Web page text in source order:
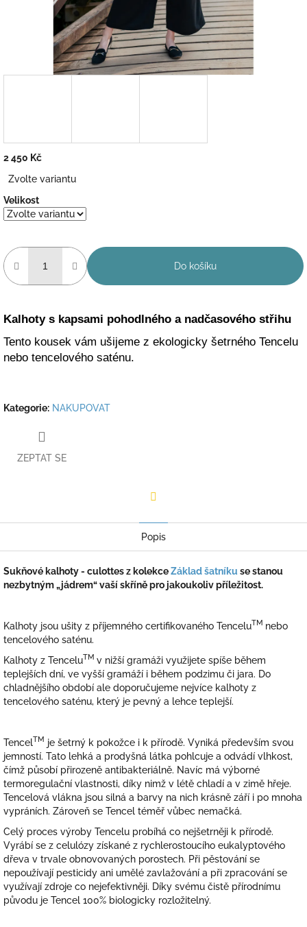
2 450 Kč
cena:
Zvolte variantu
Velikost
Do košíku
Kalhoty s kapsami pohodlného a nadčasového střihu
Tento kousek vám ušijeme z ekologicky šetrného Tencelu
nebo tencelového saténu.
Kategorie: NAKUPOVAT
ZEPTAT SE
Popis
Sukňové kalhoty - culottes z kolekceZáklad šatníku se stanou
nezbytným „jádrem“ vaší skříně pro jakoukoliv příležitost.
Kalhoty jsou ušity z příjemného certifikovaného TenceluTM nebo
tencelového saténu.
Kalhoty z TenceluTM v nižší gramáži využijete spíše během
teplejších dní, ve vyšší gramáží i během podzimu či jara. Do
chladnějšího období ale doporučujeme nejvíce kalhoty z
tencelového saténu, který je pevný a lehce teplejší.
TencelTM je šetrný k pokožce i k přírodě. Vyniká především svou
jemností. Tato lehká a prodyšná látka pohlcuje a odvádí vlhkost,
čímž působí přirozeně antibakteriálně. Navíc má výborné
termoregulační vlastnosti, díky nimž v létě chladí a v zimě hřeje.
Tencelová vlákna jsou silná a barvy na nich krásně září i po mnoha
vypráních. Zároveň se Tencel téměř vůbec nemačká.
Celý proces výroby Tencelu probíhá co nejšetrněji k přírodě.
Vyrábí se z celulózy získané z rychlerostoucího eukalyptového
dřeva v trvale obnovovaných porostech. Při pěstování se
nepoužívají pesticidy ani umělé zavlažování a při zpracování se
využívají zdroje co nejefektivněji. Díky svému čistě přírodnímu
původu je Tencel 100% biologicky rozložitelný.